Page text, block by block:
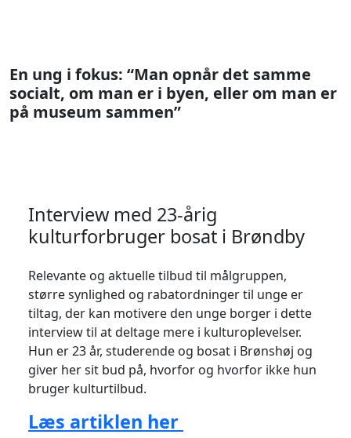
En ung i fokus: “Man opnår det samme
socialt, om man er i byen, eller om man er
på museum sammen”
Interview med 23-årig
kulturforbruger bosat i Brøndby
Relevante og aktuelle tilbud til målgruppen,
større synlighed og rabatordninger til unge er
tiltag, der kan motivere den unge borger i dette
interview til at deltage mere i kulturoplevelser.
Hun er 23 år, studerende og bosat i Brønshøj og
giver her sit bud på, hvorfor og hvorfor ikke hun
bruger kulturtilbud.
Læs artiklen her